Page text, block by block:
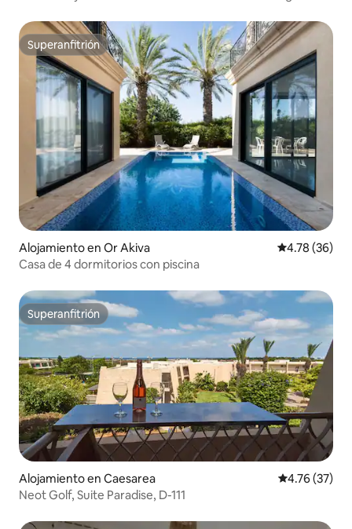
Superanfitrión
Superanfitrión
Alojamiento en Or Akiva Calificación
4.78 (36)
Casa de 4 dormitorios con piscina
Superanfitrión
Superanfitrión
Alojamiento en Caesarea Calificación
4.76 (37)
Neot Golf, Suite Paradise, D-111